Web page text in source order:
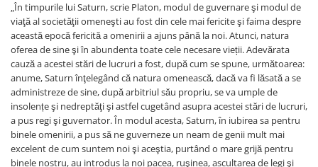
„În timpurile lui Saturn, scrie Platon, modul de guvernare şi modul de
viaţă al societăţii omeneşti au fost din cele mai fericite şi faima despre
această epocă fericită a omenirii a ajuns până la noi. Atunci, natura
oferea de sine şi în abundenta toate cele necesare vieții. Adevărata
cauză a acestei stări de lucruri a fost, după cum se spune, următoarea:
anume, Saturn înţelegând că natura omenească, dacă va fi lăsată a se
administreze de sine, după arbitriul său propriu, se va umple de
insolențe şi nedreptăţi şi astfel cugetând asupra acestei stări de lucruri,
a pus regi şi guvernator. În modul acesta, Saturn, în iubirea sa pentru
binele omenirii, a pus să ne guverneze un neam de genii mult mai
excelent de cum suntem noi şi aceştia, purtând o mare grijă pentru
binele nostru, au introdus la noi pacea, ruşinea, ascultarea de legi şi